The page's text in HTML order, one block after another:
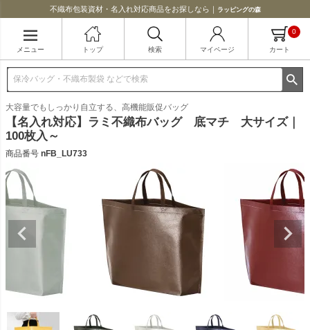
不織布包装資材・名入れ対応商品をお探しなら｜ ラッピングの森
メニュー トップ 検索 マイページ カート
0
大容量でもしっかり自立する、高機能販促バッグ
【名入れ対応】ラミ不織布バッグ 底マチ 大サイズ｜
100枚入～
商品番号 nFB_LU733